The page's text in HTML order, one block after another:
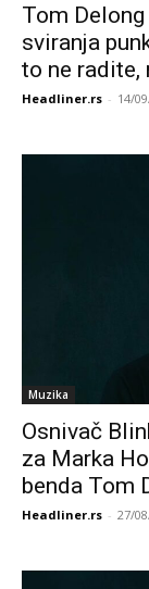
Tom
sviranja
to ne
Headliner.rs - 14/
Muzika
Osnivač
za Marka
benda Tom
Headliner.rs - 27/